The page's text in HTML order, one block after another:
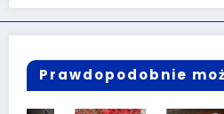
Prawdopodobnie